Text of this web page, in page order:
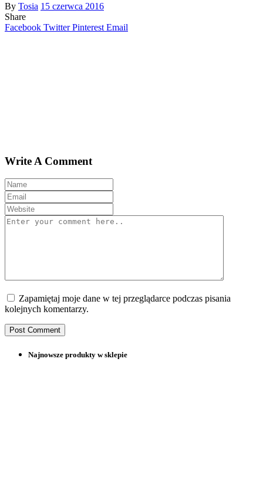
By Tosia 15 czerwca 2016
Share
Facebook Twitter Pinterest Email
Write A Comment
Zapamiętaj moje dane w tej przeglądarce podczas pisania
kolejnych komentarzy.
Najnowsze produkty w sklepie